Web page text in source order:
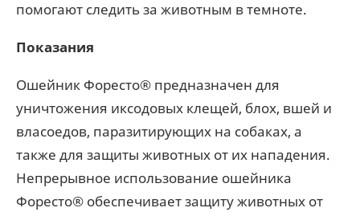
помогают следить за животным в темноте.
Показания
Ошейник Форесто® предназначен для
уничтожения иксодовых клещей, блох, вшей и
власоедов, паразитирующих на собаках, а
также для защиты животных от их нападения.
Непрерывное использование ошейника
Форесто® обеспечивает защиту животных от